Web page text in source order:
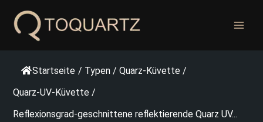
Inhalt
springen
Startseite / Typen / Quarz-Küvette /
Quarz-UV-Küvette /
Reflexionsgrad-geschnittene reflektierende Quarz UV...